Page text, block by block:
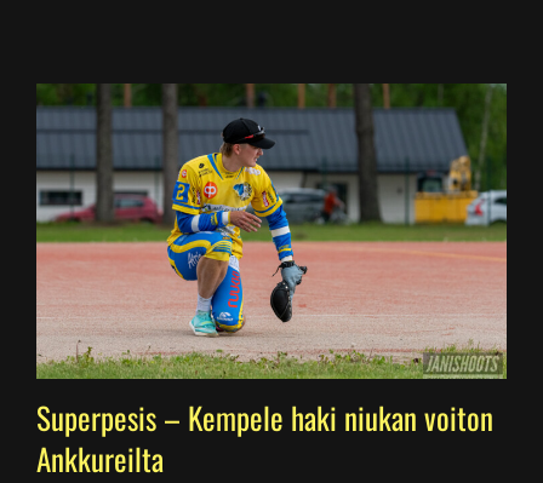
Superpesis – Kempele haki niukan voiton
Ankkureilta